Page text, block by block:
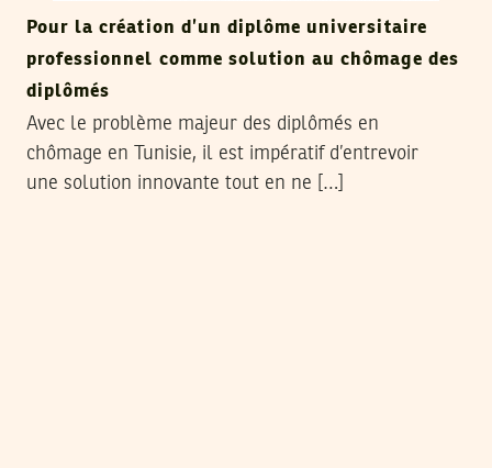
Pour la création d’un diplôme universitaire
professionnel comme solution au chômage des
diplômés
Avec le problème majeur des diplômés en
chômage en Tunisie, il est impératif d’entrevoir
une solution innovante tout en ne […]